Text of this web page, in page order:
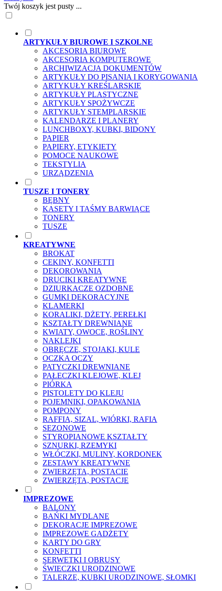
Twój koszyk jest pusty ...
ARTYKUŁY BIUROWE I SZKOLNE
AKCESORIA BIUROWE
AKCESORIA KOMPUTEROWE
ARCHIWIZACJA DOKUMENTÓW
ARTYKUŁY DO PISANIA I KORYGOWANIA
ARTYKUŁY KREŚLARSKIE
ARTYKUŁY PLASTYCZNE
ARTYKUŁY SPOŻYWCZE
ARTYKUŁY STEMPLARSKIE
KALENDARZE I PLANERY
LUNCHBOXY, KUBKI, BIDONY
PAPIER
PAPIERY, ETYKIETY
POMOCE NAUKOWE
TEKSTYLIA
URZĄDZENIA
TUSZE I TONERY
BĘBNY
KASETY I TAŚMY BARWIĄCE
TONERY
TUSZE
KREATYWNE
BROKAT
CEKINY, KONFETTI
DEKOROWANIA
DRUCIKI KREATYWNE
DZIURKACZE OZDOBNE
GUMKI DEKORACYJNE
KLAMERKI
KORALIKI, DŻETY, PEREŁKI
KSZTAŁTY DREWNIANE
KWIATY, OWOCE, ROŚLINY
NAKLEJKI
OBRĘCZE, STOJAKI, KULE
OCZKA OCZY
PATYCZKI DREWNIANE
PAŁECZKI KLEJOWE, KLEJ
PIÓRKA
PISTOLETY DO KLEJU
POJEMNIKI, OPAKOWANIA
POMPONY
RAFFIA, SIZAL, WIÓRKI, RAFIA
SEZONOWE
STYROPIANOWE KSZTAŁTY
SZNURKI, RZEMYKI
WŁÓCZKI, MULINY, KORDONEK
ZESTAWY KREATYWNE
ZWIERZĘTA, POSTACIE
ZWIERZĘTA, POSTACJE
IMPREZOWE
BALONY
BAŃKI MYDLANE
DEKORACJE IMPREZOWE
IMPREZOWE GADŻETY
KARTY DO GRY
KONFETTI
SERWETKI I OBRUSY
ŚWIECZKI URODZINOWE
TALERZE, KUBKI URODZINOWE, SŁOMKI